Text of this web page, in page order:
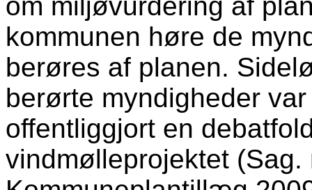
om miljøvurdering af
kommunen høre de
berøres af planen.
berørte myndigheder
offentliggjort en
vindmølleprojektet (Sag.